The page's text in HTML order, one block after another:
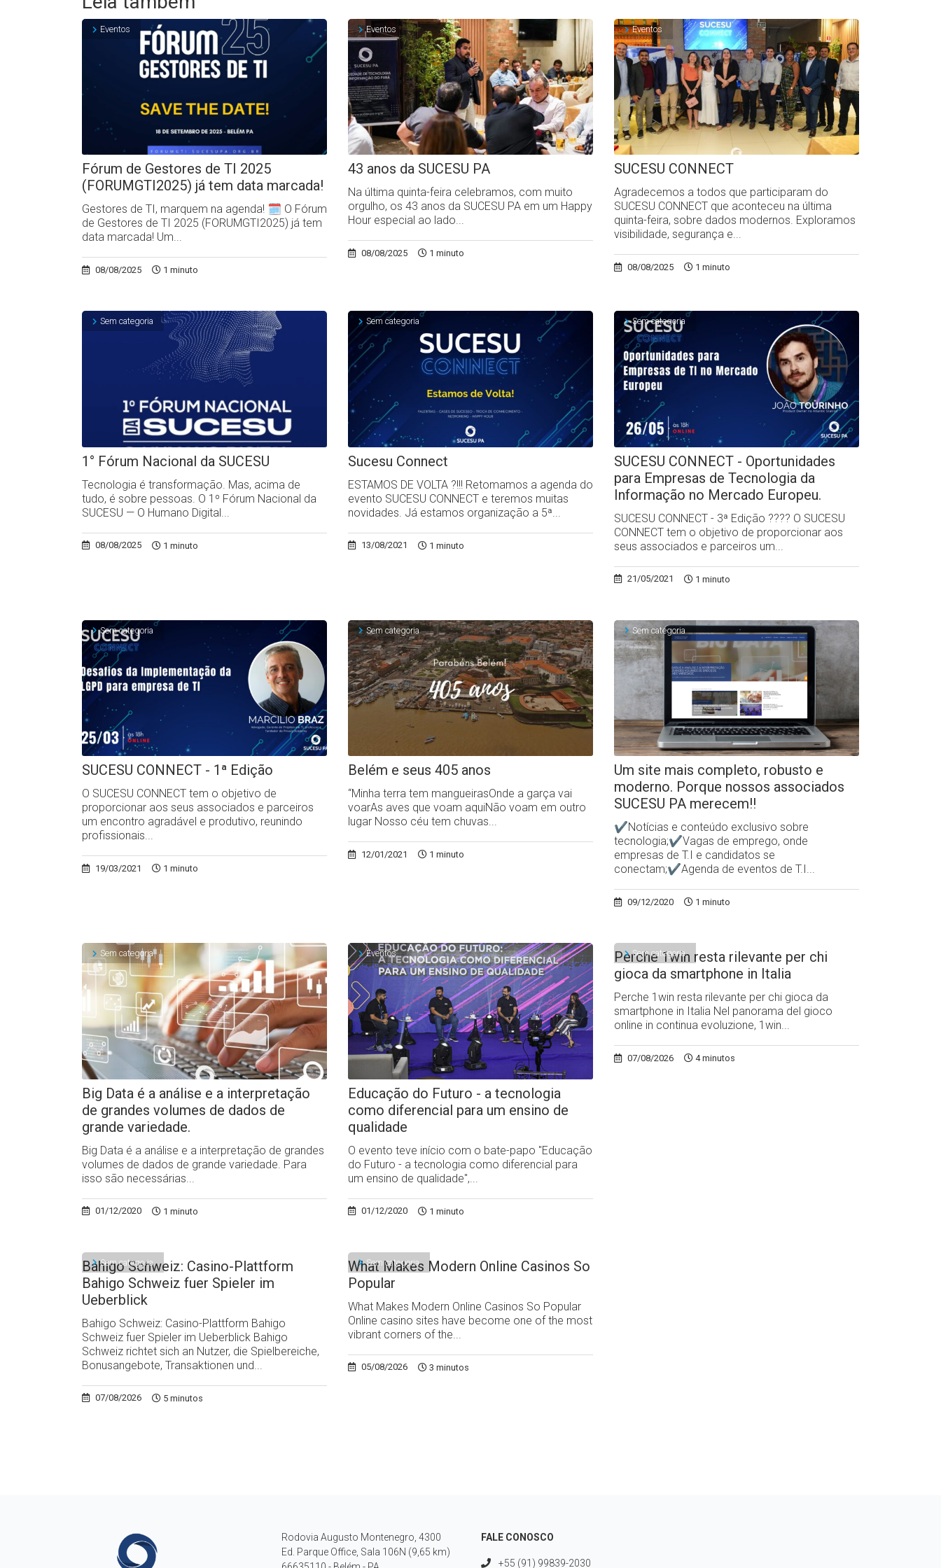
Eventos
Fórum de Gestores de TI 2025
(FORUMGTI2025) já tem data marcada!
Gestores de TI, marquem na agenda! 🗓️ O Fórum
de Gestores de TI 2025 (FORUMGTI2025) já tem
data marcada! Um...
08/08/2025 1 minuto
Eventos
43 anos da SUCESU PA
Na última quinta-feira celebramos, com muito
orgulho, os 43 anos da SUCESU PA em um Happy
Hour especial ao lado...
08/08/2025 1 minuto
Eventos
SUCESU CONNECT
Agradecemos a todos que participaram do
SUCESU CONNECT que aconteceu na última
quinta-feira, sobre dados modernos. Exploramos
visibilidade, segurança e...
08/08/2025 1 minuto
Sem categoria
1° Fórum Nacional da SUCESU
Tecnologia é transformação. Mas, acima de
tudo, é sobre pessoas. O 1º Fórum Nacional da
SUCESU — O Humano Digital...
08/08/2025 1 minuto
Sem categoria
Sucesu Connect
ESTAMOS DE VOLTA ?!!! Retomamos a agenda do
evento SUCESU CONNECT e teremos muitas
novidades. Já estamos organização a 5ª...
13/08/2021 1 minuto
Sem categoria
SUCESU CONNECT - Oportunidades
para Empresas de Tecnologia da
Informação no Mercado Europeu.
SUCESU CONNECT - 3ª Edição ?‍??‍? O SUCESU
CONNECT tem o objetivo de proporcionar aos
seus associados e parceiros um...
21/05/2021 1 minuto
Sem categoria
SUCESU CONNECT - 1ª Edição
O SUCESU CONNECT tem o objetivo de
proporcionar aos seus associados e parceiros
um encontro agradável e produtivo, reunindo
profissionais...
19/03/2021 1 minuto
Sem categoria
Belém e seus 405 anos
“Minha terra tem mangueirasOnde a garça vai
voarAs aves que voam aquiNão voam em outro
lugar Nosso céu tem chuvas...
12/01/2021 1 minuto
Sem categoria
Um site mais completo, robusto e
moderno. Porque nossos associados
SUCESU PA merecem!!
✔Notícias e conteúdo exclusivo sobre
tecnologia;✔Vagas de emprego, onde
empresas de T.I e candidatos se
conectam;✔Agenda de eventos de T.I...
09/12/2020 1 minuto
Sem categoria
Big Data é a análise e a interpretação
de grandes volumes de dados de
grande variedade.
Big Data é a análise e a interpretação de grandes
volumes de dados de grande variedade. Para
isso são necessárias...
01/12/2020 1 minuto
Eventos
Educação do Futuro - a tecnologia
como diferencial para um ensino de
qualidade
O evento teve início com o bate-papo "Educação
do Futuro - a tecnologia como diferencial para
um ensino de qualidade",...
01/12/2020 1 minuto
Sem categoria
Perche 1win resta rilevante per chi
gioca da smartphone in Italia
Perche 1win resta rilevante per chi gioca da
smartphone in Italia Nel panorama del gioco
online in continua evoluzione, 1win...
07/08/2026 4 minutos
Sem categoria
Bahigo Schweiz: Casino-Plattform
Bahigo Schweiz fuer Spieler im
Ueberblick
Bahigo Schweiz: Casino-Plattform Bahigo
Schweiz fuer Spieler im Ueberblick Bahigo
Schweiz richtet sich an Nutzer, die Spielbereiche,
Bonusangebote, Transaktionen und...
07/08/2026 5 minutos
Sem categoria
What Makes Modern Online Casinos So
Popular
What Makes Modern Online Casinos So Popular
Online casino sites have become one of the most
vibrant corners of the...
05/08/2026 3 minutos
Rodovia Augusto Montenegro, 4300
Ed. Parque Office, Sala 106N (9,65 km)
FALE CONOSCO
+55 (91) 99839-2030